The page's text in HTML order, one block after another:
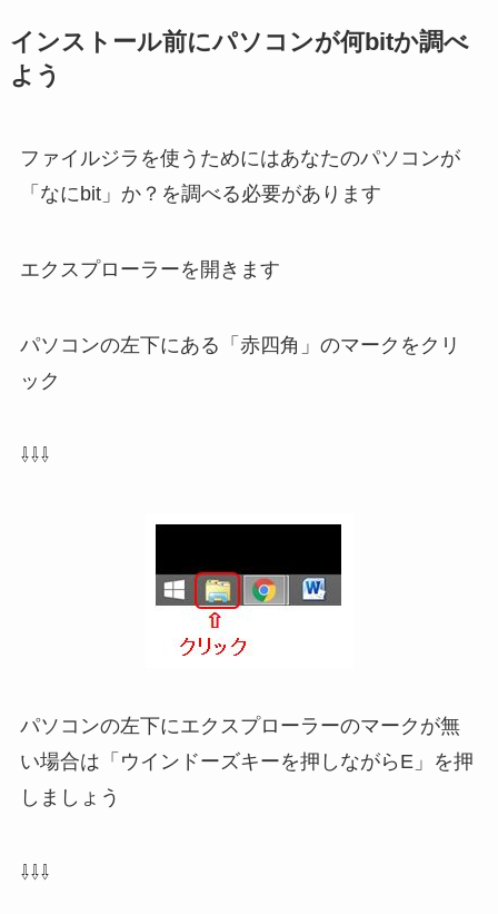
インストール前にパソコンが何bitか調べ
よう
ファイルジラを使うためにはあなたのパソコンが
「なにbit」か？を調べる必要があります
エクスプローラーを開きます
パソコンの左下にある「赤四角」のマークをクリ
ック
⇩⇩⇩
パソコンの左下にエクスプローラーのマークが無
い場合は「ウインドーズキーを押しながらE」を押
しましょう
⇩⇩⇩